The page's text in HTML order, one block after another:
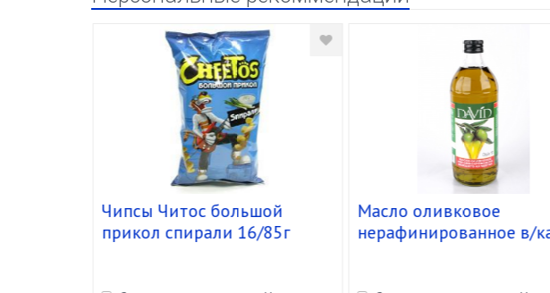
Чипсы Читос большой
прикол спирали 16/85г
Масло оливковое
нерафинированное в/